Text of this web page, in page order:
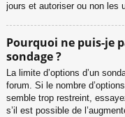
jours et autoriser ou non les
Pourquoi ne puis-je
sondage ?
La limite d’options d’un
forum. Si le nombre
semble trop restreint,
s’il est possible de